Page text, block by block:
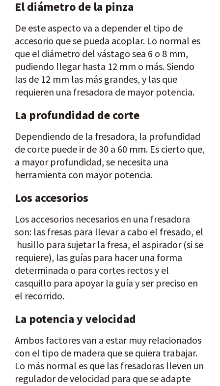
El diámetro de la pinza
De este aspecto va a depender el tipo de
accesorio que se pueda acoplar. Lo normal es
que el diámetro del vástago sea 6 o 8 mm,
pudiendo llegar hasta 12 mm o más. Siendo
las de 12 mm las más grandes, y las que
requieren una fresadora de mayor potencia.
La profundidad de corte
Dependiendo de la fresadora, la profundidad
de corte puede ir de 30 a 60 mm. Es cierto que,
a mayor profundidad, se necesita una
herramienta con mayor potencia.
Los accesorios
Los accesorios necesarios en una fresadora
son: las fresas para llevar a cabo el fresado, el
husillo para sujetar la fresa, el aspirador (si se
requiere), las guías para hacer una forma
determinada o para cortes rectos y el
casquillo para apoyar la guía y ser preciso en
el recorrido.
La potencia y velocidad
Ambos factores van a estar muy relacionados
con el tipo de madera que se quiera trabajar.
Lo más normal es que las fresadoras lleven un
regulador de velocidad para que se adapte